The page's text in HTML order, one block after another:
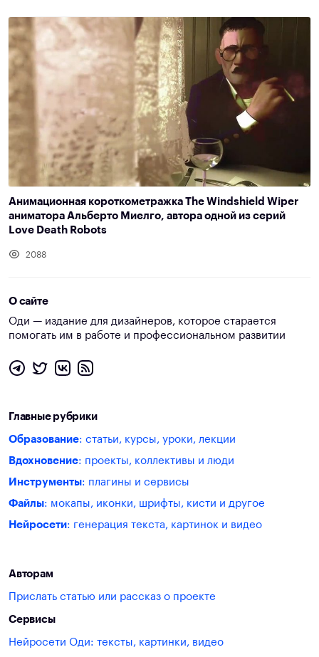
Анимационная короткометражка The Windshield Wiper
аниматора Альберто Миелго, автора одной из серий
Love Death Robots
2088
О сайте
Оди — издание для дизайнеров, которое старается
помогать им в работе и профессиональном развитии
Главные рубрики
Образование: статьи, курсы, уроки, лекции
Вдохновение: проекты, коллективы и люди
Инструменты: плагины и сервисы
Файлы: мокапы, иконки, шрифты, кисти и другое
Нейросети: генерация текста, картинок и видео
Авторам
Прислать статью или рассказ о проекте
Сервисы
Нейросети Оди: тексты, картинки, видео